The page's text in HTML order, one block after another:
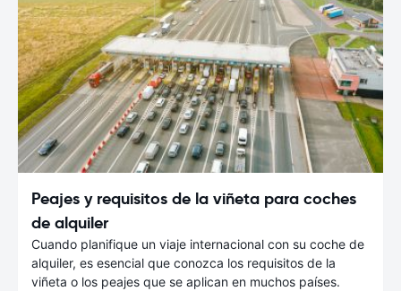
Peajes y requisitos de la viñeta para coches
de alquiler
Cuando planifique un viaje internacional con su coche de
alquiler, es esencial que conozca los requisitos de la
viñeta o los peajes que se aplican en muchos países.